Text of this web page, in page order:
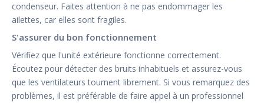
condenseur. Faites attention à ne pas endommager les
ailettes, car elles sont fragiles.
S'assurer du bon fonctionnement
Vérifiez que l'unité extérieure fonctionne correctement.
Écoutez pour détecter des bruits inhabituels et assurez-vous
que les ventilateurs tournent librement. Si vous remarquez des
problèmes, il est préférable de faire appel à un professionnel